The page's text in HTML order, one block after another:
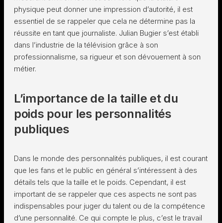
physique peut donner une impression d’autorité, il est
essentiel de se rappeler que cela ne détermine pas la
réussite en tant que journaliste. Julian Bugier s’est établi
dans l’industrie de la télévision grâce à son
professionnalisme, sa rigueur et son dévouement à son
métier.
L’importance de la taille et du
poids pour les personnalités
publiques
Dans le monde des personnalités publiques, il est courant
que les fans et le public en général s’intéressent à des
détails tels que la taille et le poids. Cependant, il est
important de se rappeler que ces aspects ne sont pas
indispensables pour juger du talent ou de la compétence
d’une personnalité. Ce qui compte le plus, c’est le travail